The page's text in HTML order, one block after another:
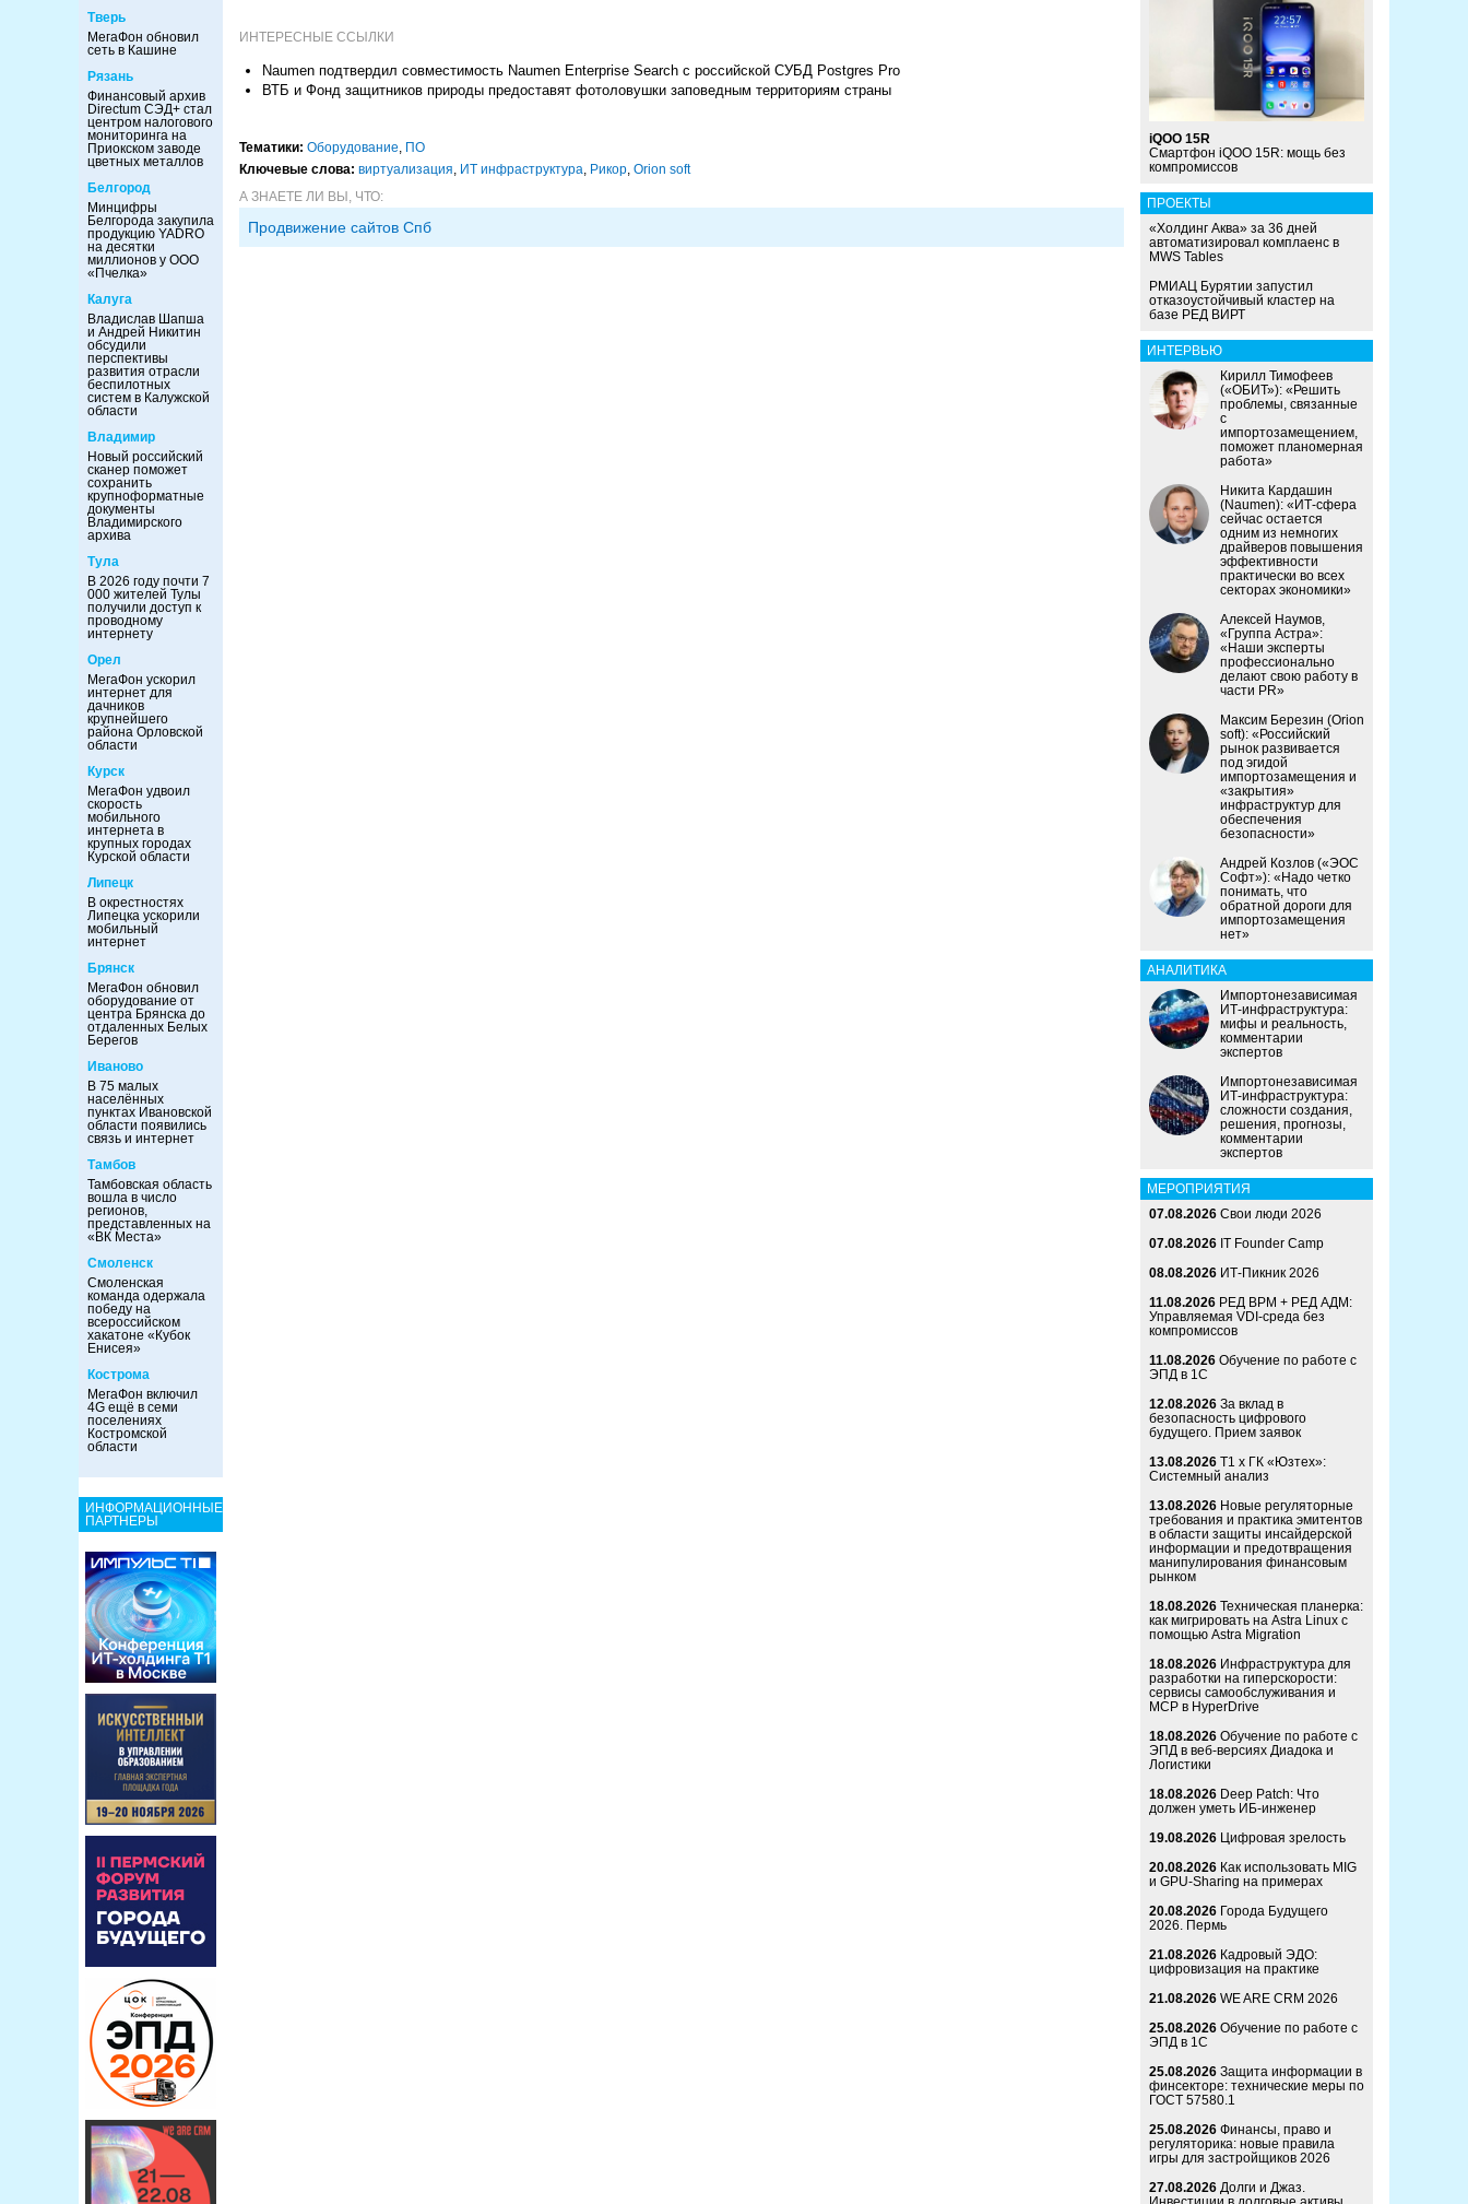
Тверь
МегаФон обновил
сеть в Кашине
Рязань
Финансовый архив
Directum СЭД+ стал
центром налогового
мониторинга на
Приокском заводе
цветных металлов
Белгород
Минцифры
Белгорода закупила
продукцию YADRO
на десятки
миллионов у ООО
«Пчелка»
Калуга
Владислав Шапша
и Андрей Никитин
обсудили
перспективы
развития отрасли
беспилотных
систем в Калужской
области
Владимир
Новый российский
сканер поможет
сохранить
крупноформатные
документы
Владимирского
архива
Тула
В 2026 году почти 7
000 жителей Тулы
получили доступ к
проводному
интернету
Орел
МегаФон ускорил
интернет для
дачников
крупнейшего
района Орловской
области
Курск
МегаФон удвоил
скорость
мобильного
интернета в
крупных городах
Курской области
Липецк
В окрестностях
Липецка ускорили
мобильный
интернет
Брянск
МегаФон обновил
оборудование от
центра Брянска до
отдаленных Белых
Берегов
Иваново
В 75 малых
населённых
пунктах Ивановской
области появились
связь и интернет
Тамбов
Тамбовская область
вошла в число
регионов,
представленных на
«ВК Места»
Смоленск
Смоленская
команда одержала
победу на
всероссийском
хакатоне «Кубок
Енисея»
Кострома
МегаФон включил
4G ещё в семи
поселениях
Костромской
области
ИНФОРМАЦИОННЫЕ
ПАРТНЕРЫ
ИНТЕРЕСНЫЕ ССЫЛКИ
Naumen подтвердил совместимость Naumen Enterprise Search с российской СУБД Postgres Pro
ВТБ и Фонд защитников природы предоставят фотоловушки заповедным территориям страны
Тематики: Оборудование, ПО
Ключевые слова: виртуализация, ИТ инфраструктура, Рикор, Orion soft
А ЗНАЕТЕ ЛИ ВЫ, ЧТО:
Продвижение сайтов Спб
iQOO 15R
Смартфон iQOO 15R: мощь без
компромиссов
ПРОЕКТЫ
«Холдинг Аква» за 36 дней
автоматизировал комплаенс в
MWS Tables
РМИАЦ Бурятии запустил
отказоустойчивый кластер на
базе РЕД ВИРТ
ИНТЕРВЬЮ
Кирилл Тимофеев
(«ОБИТ»): «Решить
проблемы, связанные
с
импортозамещением,
поможет планомерная
работа»
Никита Кардашин
(Naumen): «ИТ-сфера
сейчас остается
одним из немногих
драйверов повышения
эффективности
практически во всех
секторах экономики»
Алексей Наумов,
«Группа Астра»:
«Наши эксперты
профессионально
делают свою работу в
части PR»
Максим Березин (Orion
soft): «Российский
рынок развивается
под эгидой
импортозамещения и
«закрытия»
инфраструктур для
обеспечения
безопасности»
Андрей Козлов («ЭОС
Софт»): «Надо четко
понимать, что
обратной дороги для
импортозамещения
нет»
АНАЛИТИКА
Импортонезависимая
ИТ-инфраструктура:
мифы и реальность,
комментарии
экспертов
Импортонезависимая
ИТ-инфраструктура:
сложности создания,
решения, прогнозы,
комментарии
экспертов
МЕРОПРИЯТИЯ
07.08.2026 Свои люди 2026
07.08.2026 IT Founder Camp
08.08.2026 ИТ-Пикник 2026
11.08.2026 РЕД ВРМ + РЕД АДМ:
Управляемая VDI-среда без
компромиссов
11.08.2026 Обучение по работе с
ЭПД в 1С
12.08.2026 За вклад в
безопасность цифрового
будущего. Прием заявок
13.08.2026 Т1 x ГК «Юзтех»:
Системный анализ
13.08.2026 Новые регуляторные
требования и практика эмитентов
в области защиты инсайдерской
информации и предотвращения
манипулирования финансовым
рынком
18.08.2026 Техническая планерка:
как мигрировать на Astra Linux с
помощью Astra Migration
18.08.2026 Инфраструктура для
разработки на гиперскорости:
сервисы самообслуживания и
MCP в HyperDrive
18.08.2026 Обучение по работе с
ЭПД в веб-версиях Диадока и
Логистики
18.08.2026 Deep Patch: Что
должен уметь ИБ-инженер
19.08.2026 Цифровая зрелость
20.08.2026 Как использовать MIG
и GPU-Sharing на примерах
20.08.2026 Города Будущего
2026. Пермь
21.08.2026 Кадровый ЭДО:
цифровизация на практике
21.08.2026 WE ARE CRM 2026
25.08.2026 Обучение по работе с
ЭПД в 1С
25.08.2026 Защита информации в
финсекторе: технические меры по
ГОСТ 57580.1
25.08.2026 Финансы, право и
регуляторика: новые правила
игры для застройщиков 2026
27.08.2026 Долги и Джаз.